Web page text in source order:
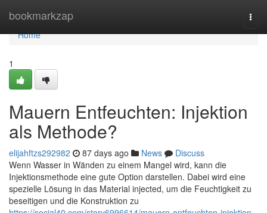
bookmarkzap
Home
Home
1
Mauern Entfeuchten: Injektion
als Methode?
elijahftzs292982 87 days ago News
Discuss
Wenn Wasser in Wänden zu einem Mangel wird, kann die
Injektionsmethode eine gute Option darstellen. Dabei wird eine
spezielle Lösung in das Material injected, um die Feuchtigkeit zu
beseitigen und die Konstruktion zu